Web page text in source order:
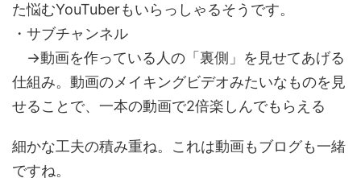
た悩むYouTuberもいらっしゃるそうです。
・サブチャンネル
→動画を作っている人の「裏側」を見せてあげる
仕組み。動画のメイキングビデオみたいなものを見
せることで、一本の動画で2倍楽しんでもらえる
細かな工夫の積み重ね。これは動画もブログも一緒
ですね。